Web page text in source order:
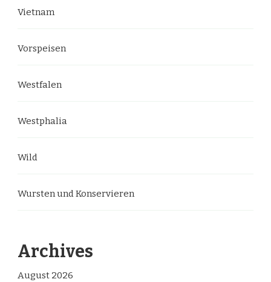
Vietnam
Vorspeisen
Westfalen
Westphalia
Wild
Wursten und Konservieren
Archives
August 2026